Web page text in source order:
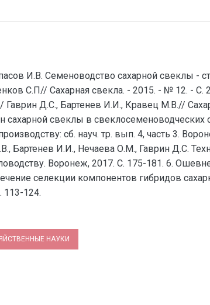
И.В. Семеноводство сахарной свеклы -
С.П// Сахарная свекла. - 2015. - № 12. -
Гаврин Д.С., Бартенев И.И., Кравец М.В.//
сахарной свеклы в
сб. науч. тр. вып. 4, часть 3.
Бартенев И.И., Нечаева О.М., Гаврин Д.С.
Воронеж, 2017. С. 175-181. 6.
селекции компонентов гибридов
113-124.
НАУКИ